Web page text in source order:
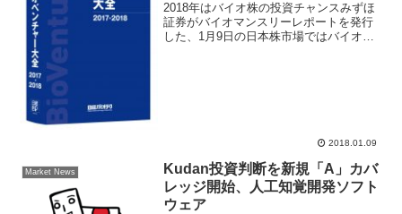
2018年はバイオ株の投資チャンスみずほ
証券がバイオマンスリーレポートを発行
した、1月9日の日本株市場ではバイオ企
2018.01.09
Market News
Kudan投資判断を新規「A」カバ
レッジ開始、人工知覚開発ソフト
ウェア